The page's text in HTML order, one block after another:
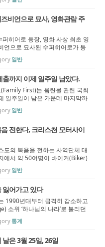
을 조사해 달라며 청원운동을 진
비언으로 묘사, 영화관람 주
히어로 등장, 영화 사상 최초 영
언으로 묘사된 수퍼히어로가 등
화 ‘파워레인저(Power Ranger
(Trini)가 바로 그 주인공이다.
일반
까지 이제 일주일 남았다.
First)는 음란물 관련 국회
일주일이 남은 가운데 마지막까
줄 것을 강력히 권면하고 있다.
공중 보건에 미치는 영향과 사
일반
전한다, 크리스천 모터사이
도의 복음을 전하는 사역단체 대
에서 약 50여명이 바이커(Biker)
전하기 위해 몰려왔다. 지난 2월
까지 크리스천 모터사이클 행사
일반
잃어가고 있다
1990년대부터 급격히 감소하고
소위 ‘하나님의 나라’로 불리던
을 잃어가고 있다. 1세기 전 뉴질
교적인 장소 중 하나였다. 백인
통계
은 3월 25일, 26일